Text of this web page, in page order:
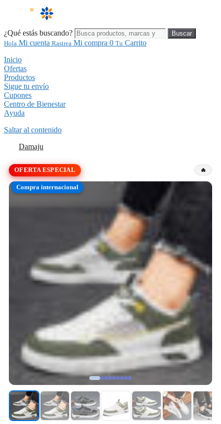
¿Qué estás buscando?
Buscar
Hola Mi cuenta Rastrea Mi compra 0 Tu Carrito
Inicio
Ofertas
Productos
Sigue tu envío
Cupones
Centro de Bienestar
Ayuda
Saltar al contenido
Damaju
OFERTA ESPECIAL
Compra internacional